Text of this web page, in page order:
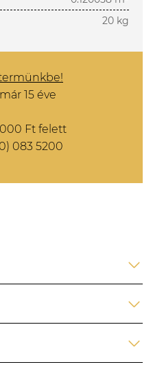
20 kg
15 éve
Ft felett
083 5200